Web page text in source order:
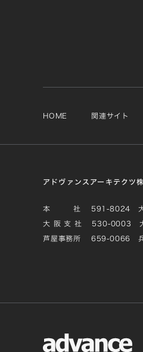
HOME 関連サイト
アドヴァンスアーキテクツ
本 社 591-8024 大
大 阪 支 社 530-0003 大
芦屋事務所 659-0066 兵